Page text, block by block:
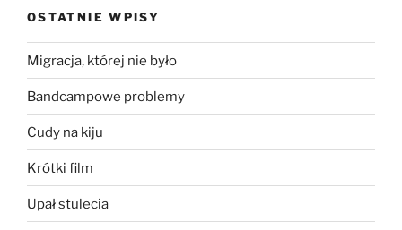
OSTATNIE WPISY
Migracja, której nie było
Bandcampowe problemy
Cudy na kiju
Krótki film
Upał stulecia